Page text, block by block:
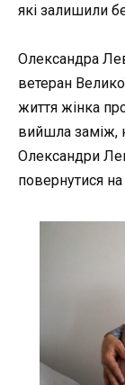
які залишили
Олександра
ветеран
життя жінка
вийшла заміж,
Олександри
повернутися